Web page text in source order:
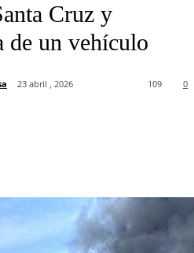
Cruz y
de un vehículo
23 abril , 2026 0
109